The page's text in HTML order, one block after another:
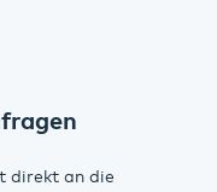
direkt an die